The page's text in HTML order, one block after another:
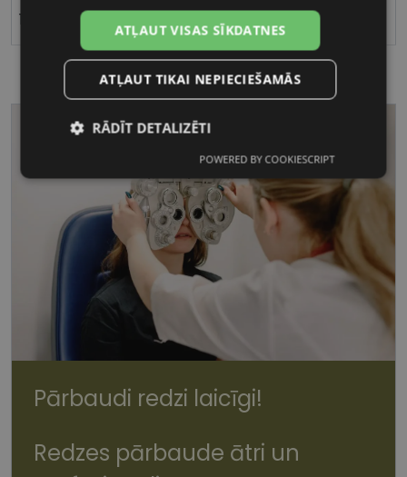
18
Pārbaudi redzi laicīgi!
Redzes pārbaude ātri un
ATĻAUT VISAS SĪKDATNES
ATĻAUT TIKAI NEPIECIEŠAMĀS
RĀDĪT DETALIZĒTI
sīkdatnes
Statistikas
sīkdatnes
Mārketinga
sīkdatnes
Funkcionālās
sīkdatnes
Nepieciešamās sīkdatnes
Statistikas sīkdatnes
Šīs sīkdatnes nepieciešamas, lai Jūs varētu apmeklēt
un pārlūkot tīmekļa vietnes saturu un izmantot tās
POWERED BY COOKIESCRIPT